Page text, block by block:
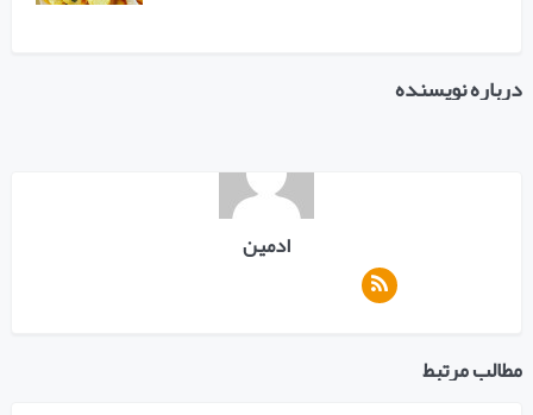
درباره نویسنده
ادمین
مطالب مرتبط